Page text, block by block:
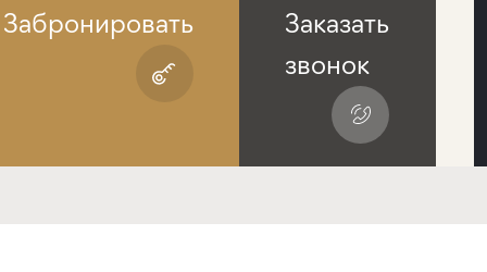
Забронировать
Заказать
звонок